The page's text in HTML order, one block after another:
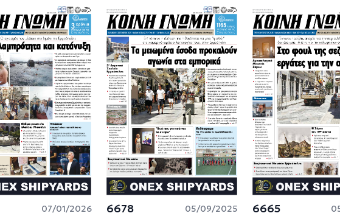
07/01/2026 6678 05/09/2025 6665